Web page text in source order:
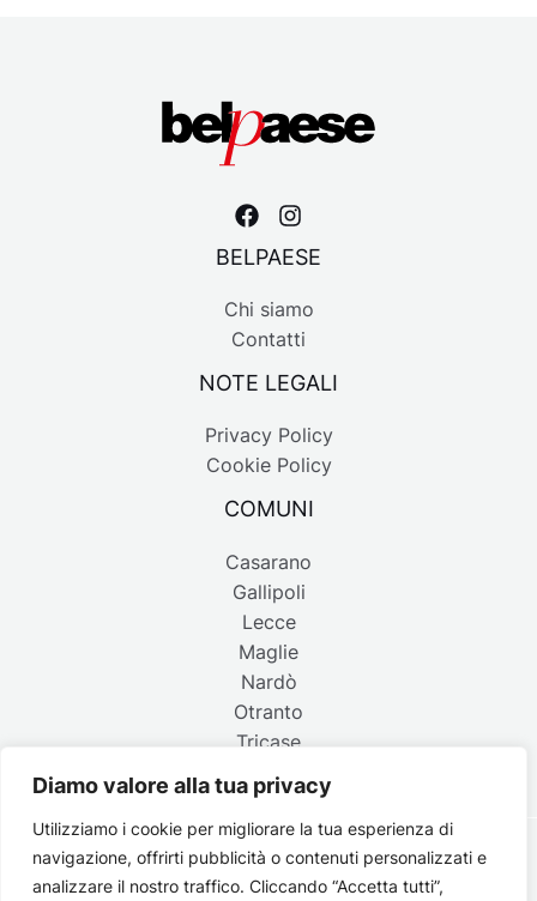
Diamo valore alla tua privacy
Utilizziamo i cookie per migliorare la tua esperienza di
navigazione, offrirti pubblicità o contenuti personalizzati e
analizzare il nostro traffico. Cliccando “Accetta tutti”,
BELPAESE
Chi siamo
Contatti
NOTE LEGALI
Privacy Policy
Cookie Policy
COMUNI
Casarano
Gallipoli
Lecce
Maglie
Nardò
Otranto
Tricase
Copyright © 2026 Belpaese | Periodico d'informazione del